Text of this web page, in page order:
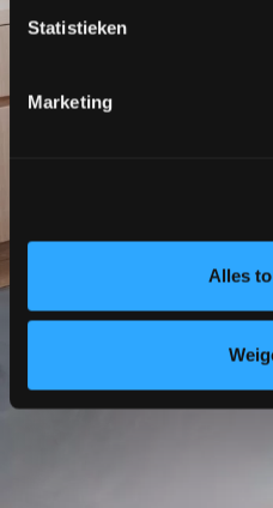
Statistieken
Marketing
Alles